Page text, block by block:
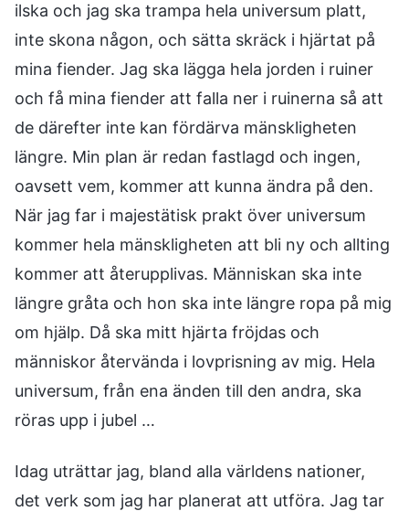
ilska och jag ska trampa hela universum platt,
inte skona någon, och sätta skräck i hjärtat på
mina fiender. Jag ska lägga hela jorden i ruiner
och få mina fiender att falla ner i ruinerna så att
de därefter inte kan fördärva mänskligheten
längre. Min plan är redan fastlagd och ingen,
oavsett vem, kommer att kunna ändra på den.
När jag far i majestätisk prakt över universum
kommer hela mänskligheten att bli ny och allting
kommer att återupplivas. Människan ska inte
längre gråta och hon ska inte längre ropa på mig
om hjälp. Då ska mitt hjärta fröjdas och
människor återvända i lovprisning av mig. Hela
universum, från ena änden till den andra, ska
röras upp i jubel …
Idag uträttar jag, bland alla världens nationer,
det verk som jag har planerat att utföra. Jag tar